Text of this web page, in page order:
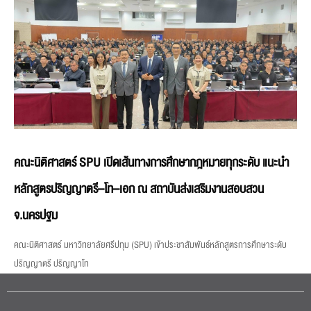
คณะนิติศาสตร์ SPU เปิดเส้นทางการศึกษากฎหมายทุกระดับ แนะนำ
หลักสูตรปริญญาตรี–โท–เอก ณ สถาบันส่งเสริมงานสอบสวน
จ.นครปฐม
คณะนิติศาสตร์ มหาวิทยาลัยศรีปทุม (SPU) เข้าประชาสัมพันธ์หลักสูตรการศึกษาระดับ
ปริญญาตรี ปริญญาโท